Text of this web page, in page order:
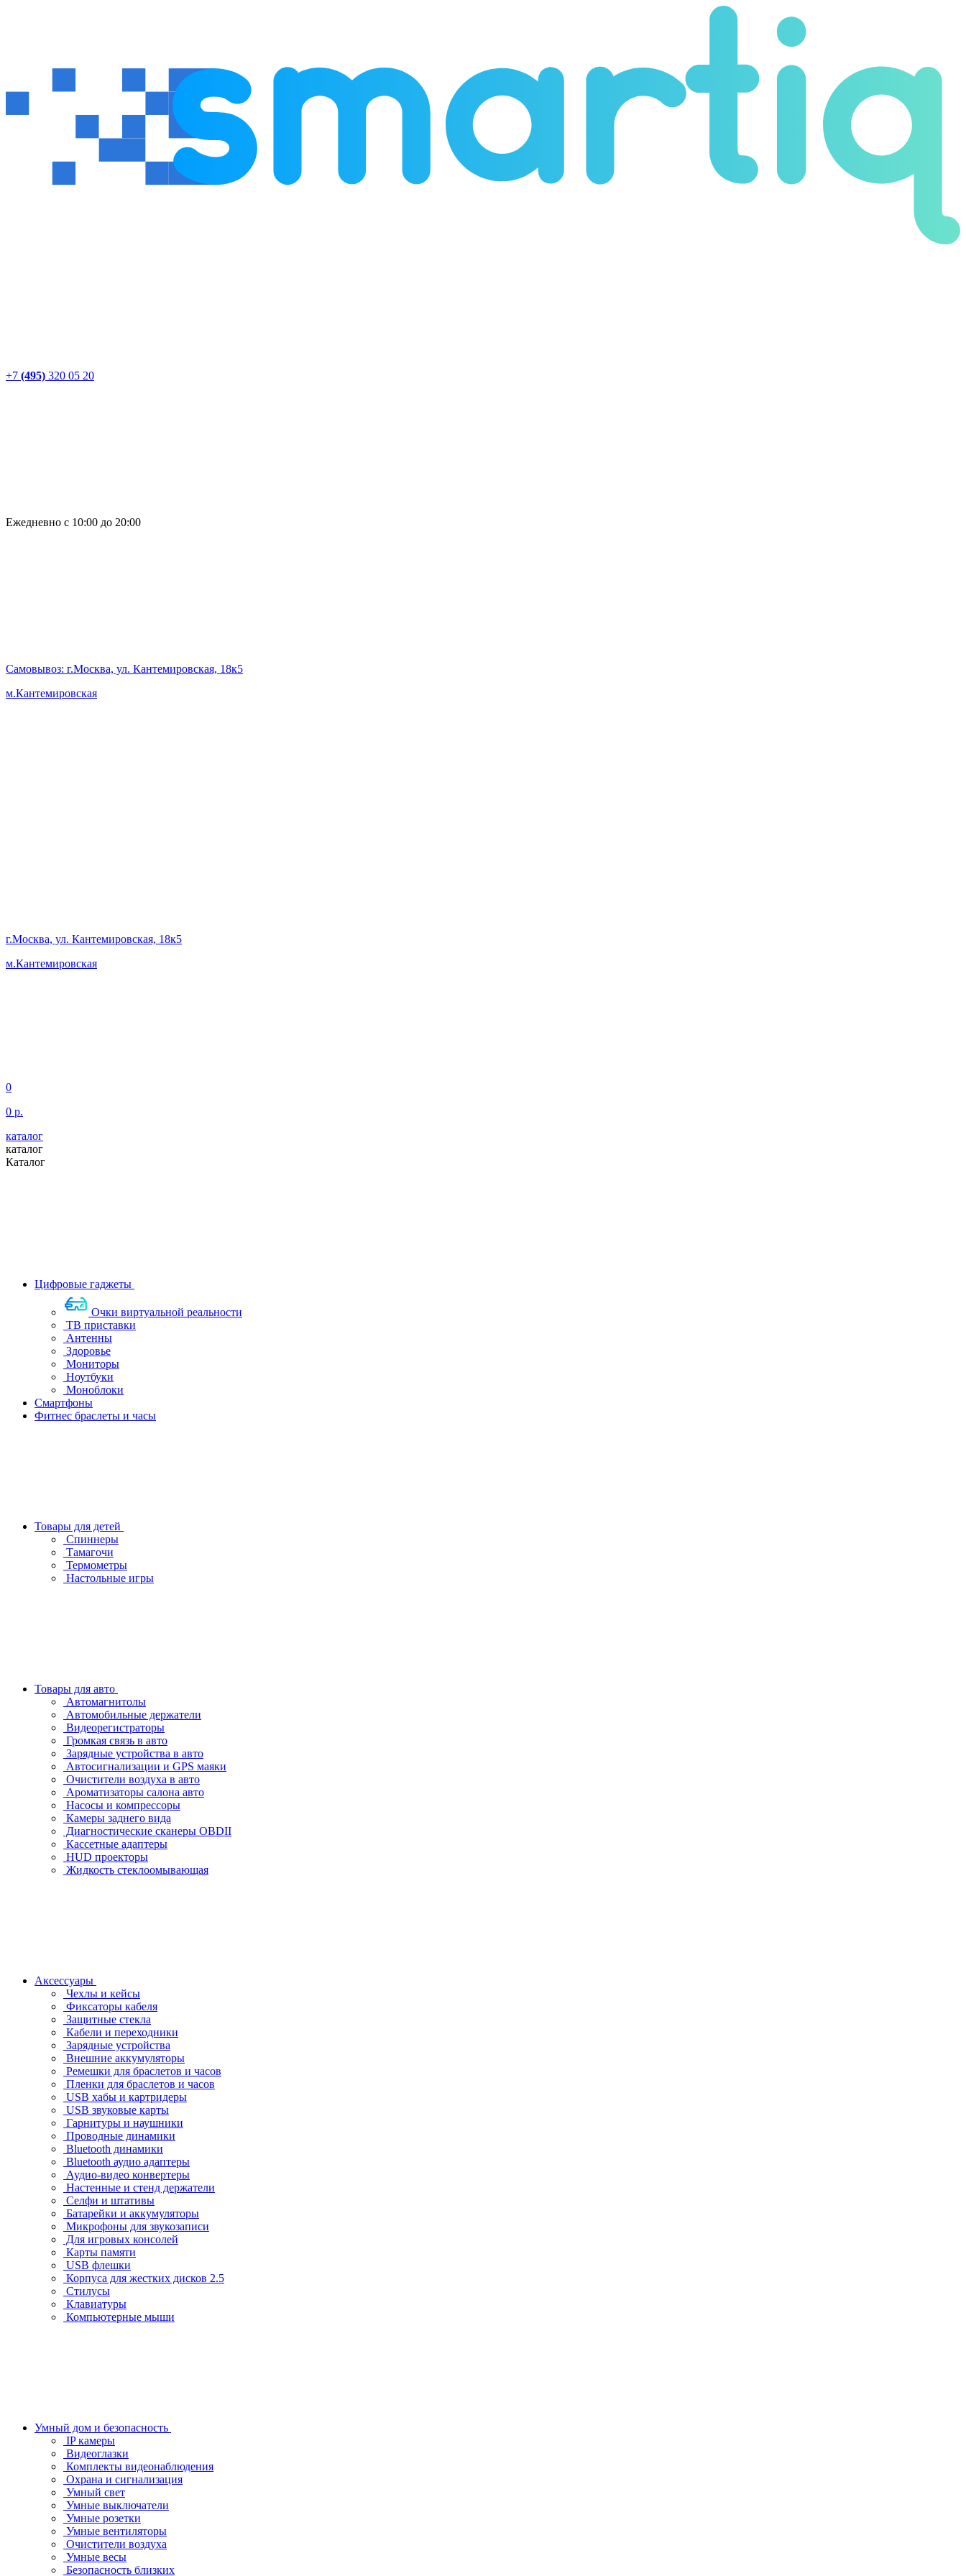
+7 (495) 320 05 20
Ежедневно с 10:00 до 20:00
Самовывоз: г.Москва, ул. Кантемировская, 18к5
м.Кантемировская
г.Москва, ул. Кантемировская, 18к5
м.Кантемировская
0
0 р.
каталог
каталог
Каталог
Цифровые гаджеты
Очки виртуальной реальности
ТВ приставки
Антенны
Здоровье
Мониторы
Ноутбуки
Моноблоки
Смартфоны
Фитнес браслеты и часы
Товары для детей
Спиннеры
Тамагочи
Термометры
Настольные игры
Товары для авто
Автомагнитолы
Автомобильные держатели
Видеорегистраторы
Громкая связь в авто
Зарядные устройства в авто
Автосигнализации и GPS маяки
Очистители воздуха в авто
Ароматизаторы салона авто
Насосы и компрессоры
Камеры заднего вида
Диагностические сканеры OBDII
Кассетные адаптеры
HUD проекторы
Жидкость стеклоомывающая
Аксессуары
Чехлы и кейсы
Фиксаторы кабеля
Защитные стекла
Кабели и переходники
Зарядные устройства
Внешние аккумуляторы
Ремешки для браслетов и часов
Пленки для браслетов и часов
USB хабы и картридеры
USB звуковые карты
Гарнитуры и наушники
Проводные динамики
Bluetooth динамики
Bluetooth аудио адаптеры
Аудио-видео конвертеры
Настенные и стенд держатели
Селфи и штативы
Батарейки и аккумуляторы
Микрофоны для звукозаписи
Для игровых консолей
Карты памяти
USB флешки
Корпуса для жестких дисков 2.5
Стилусы
Клавиатуры
Компьютерные мыши
Умный дом и безопасность
IP камеры
Видеоглазки
Комплекты видеонаблюдения
Охрана и сигнализация
Умный свет
Умные выключатели
Умные розетки
Умные вентиляторы
Очистители воздуха
Умные весы
Безопасность близких